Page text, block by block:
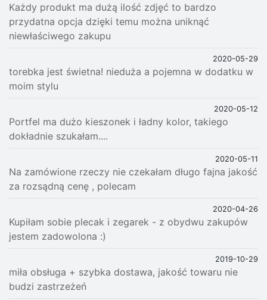
Każdy produkt ma dużą ilość zdjęć to bardzo
przydatna opcja dzięki temu można uniknąć
niewłaściwego zakupu
2020-05-29
torebka jest świetna! nieduża a pojemna w dodatku w
moim stylu
2020-05-12
Portfel ma dużo kieszonek i ładny kolor, takiego
dokładnie szukałam....
2020-05-11
Na zamówione rzeczy nie czekałam długo fajna jakość
za rozsądną cenę , polecam
2020-04-26
Kupiłam sobie plecak i zegarek - z obydwu zakupów
jestem zadowolona :)
2019-10-29
miła obsługa + szybka dostawa, jakość towaru nie
budzi zastrzeżeń